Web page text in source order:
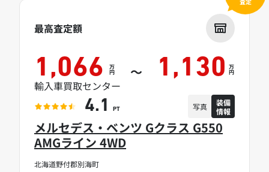
北海道野付郡別海町
メルセデス・ベンツ Gクラス G550
AMGライン 4WD
最高査定額
1,066 万
円 ～ 1,130 万
円
輸入車買取センター
4.1 PT 写真
装備
情報